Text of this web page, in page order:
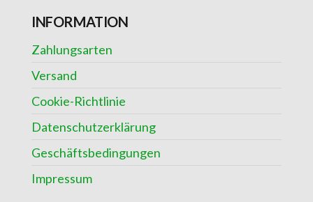
INFORMATION
Zahlungsarten
Versand
Cookie-Richtlinie
Datenschutzerklärung
Geschäftsbedingungen
Impressum